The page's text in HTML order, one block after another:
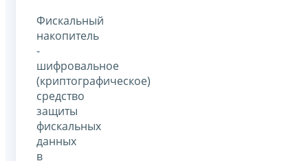
Фискальный
накопитель
-
шифровальное
(криптографическое)
средство
защиты
фискальных
данных
в